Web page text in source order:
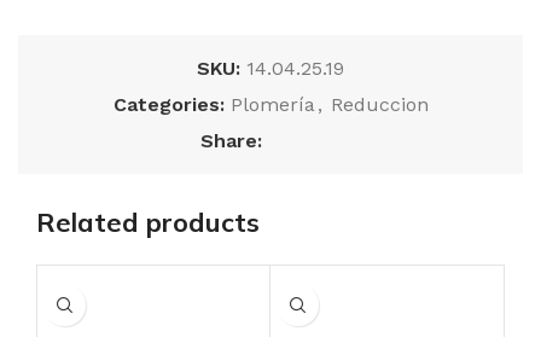
SKU: 14.04.25.19
Categories: Plomería, Reduccion
Share:
Related products